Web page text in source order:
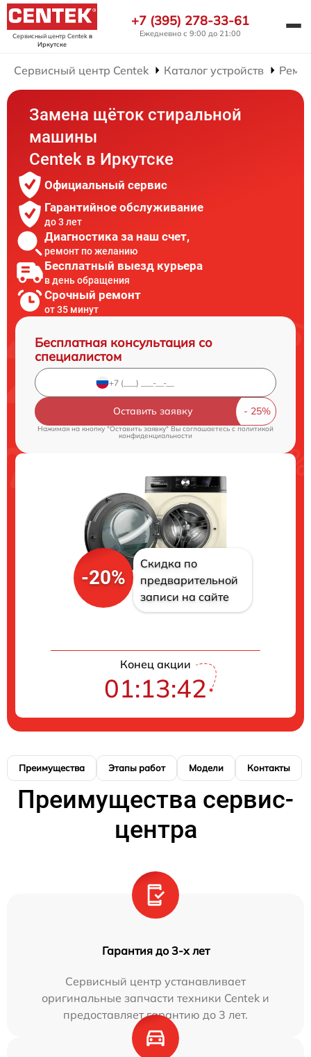
Сервисный центр Centekв
Иркутске
+7 (395) 278-33-61
Ежедневно с 9:00 до 21:00
Сервисный центр Centek Каталог устройств
Замена щёток стиральной
машины
Centek в Иркутске
Официальный сервис
Гарантийное обслуживание
до 3 лет
Диагностика за наш счет,
ремонт по желанию
Бесплатный выезд курьера
в день обращения
Срочный ремонт
от 35 минут
Бесплатная консультация со
специалистом
Оставить заявку
Нажимая на кнопку "Оставить заявку" Вы соглашаетесь c политикой
конфиденциальности
-20%
Скидка по
предварительной
записи на сайте
Конец акции
01:13:42
Преимущества Этапы работ Модели Контакты
Преимущества сервис-
центра
Гарантия до 3-х лет
Сервисный центр устанавливает
оригинальные запчасти техники Centek и
предоставляет гарантию до 3 лет.